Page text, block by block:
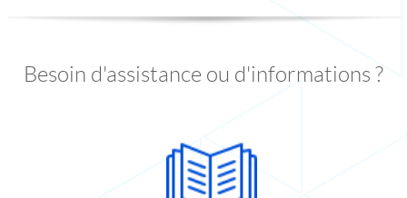
Besoin d'assistance ou d'informations ?